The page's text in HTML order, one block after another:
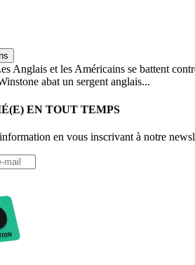
Anglais et les Américains se battent
abat un sergent anglais...
EN TOUT TEMPS
en vous inscrivant à notre